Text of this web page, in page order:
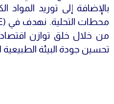
بالإضافة إلى توريد المواد
من خلال خلق توازن
تحسين جودة البيئة الطبيعية